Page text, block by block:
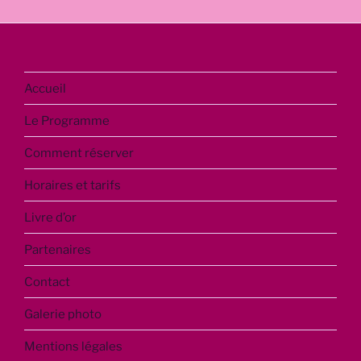
Accueil
Le Programme
Comment réserver
Horaires et tarifs
Livre d’or
Partenaires
Contact
Galerie photo
Mentions légales